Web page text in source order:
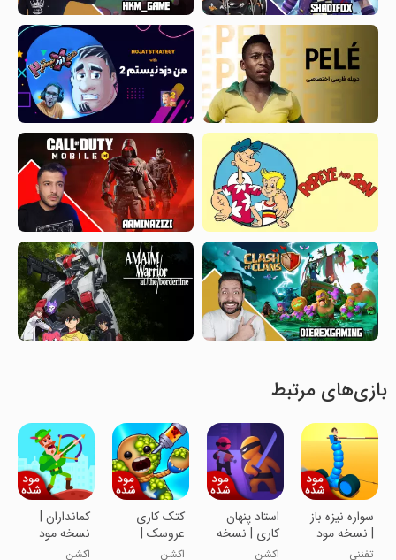
بازی‌های مرتبط
سواره نیزه باز
| نسخه مود
شده
تفننی
استاد پنهان
کاری | نسخه
مود شده
اکشن
کتک کاری
عروسک |
نسخه مود
اکشن
کمانداران |
نسخه مود
شده
اکشن